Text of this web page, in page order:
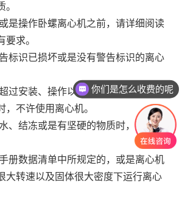
是操作卧螺离心机之前，请详细阅读
要求。
标识已损坏或是没有警告标识的离心
过安装、操作以及维修三本手册数据
不许使用离心机。
、结冻或是有坚硬的物质时，不能启
册数据清单中所规定的，或是离心机
大转速以及固体很大密度下运行离心
你们是怎么收费的呢